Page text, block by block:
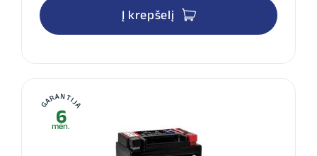
Į krepšelį
GARANTIJA
6
mėn.